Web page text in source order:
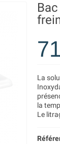
La
la
Le